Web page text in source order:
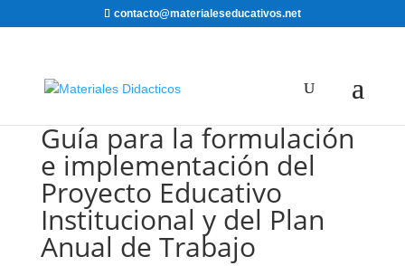
contacto@materialeseducativos.net
Guía para la formulación
e implementación del
Proyecto Educativo
Institucional y del Plan
Anual de Trabajo